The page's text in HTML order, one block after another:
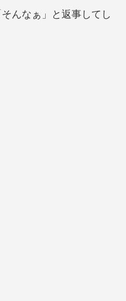
んなぁ」と返事してし